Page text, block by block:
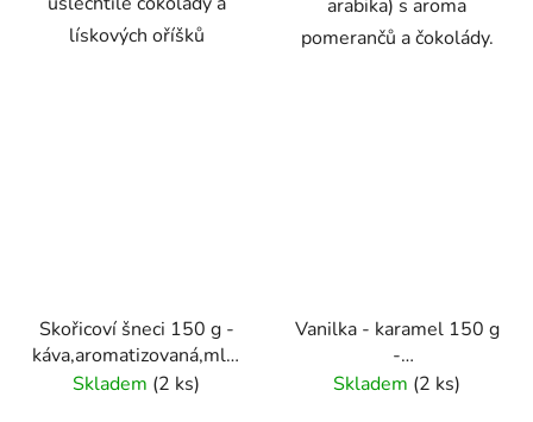
lískových oříšků
arabika) s aroma
pomerančů a čokolády.
Skořicoví šneci 150 g -
káva,aromatizovaná,mletá
- Oxalis
Skladem (2 ks)
Vanilka - karamel 150 g
-
káva,aromatizovaná,mletá
Skladem (2 ks)